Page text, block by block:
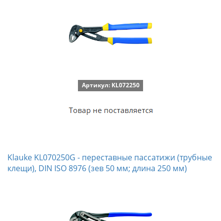
Артикул: KL072250
Klauke KL070250G - переставные пассатижи (трубные
клещи), DIN ISO 8976 (зев 50 мм; длина 250 мм)